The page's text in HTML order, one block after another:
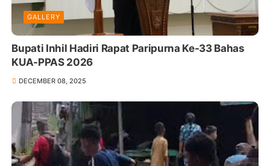
GALLERY
Bupati Inhil Hadiri Rapat Paripurna Ke-33 Bahas
KUA-PPAS 2026
DECEMBER 08, 2025